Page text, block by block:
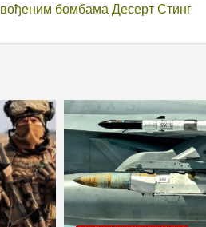
вођеним бомбама Десерт Стинг